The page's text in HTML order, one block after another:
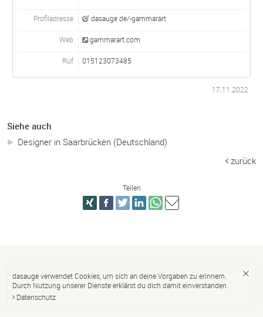
Profiladresse dasauge.de/-gammarart
Web gammarart.com
Ruf 015123073485
17.11.2022
Siehe auch
Designer in Saarbrücken (Deutschland)
zurück
Teilen
dasauge verwendet Cookies, um sich an deine Vorgaben zu erinnern.
Durch Nutzung unserer Dienste erklärst du dich damit einverstanden.
Datenschutz